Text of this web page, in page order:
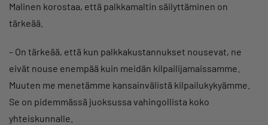
Malinen korostaa, että palkkamaltin säilyttäminen on
tärkeää.
– On tärkeää, että kun palkkakustannukset nousevat, ne
eivät nouse enempää kuin meidän kilpailijamaissamme.
Muuten me menetämme kansainvälistä kilpailukykyämme.
Se on pidemmässä juoksussa vahingollista koko
yhteiskunnalle.